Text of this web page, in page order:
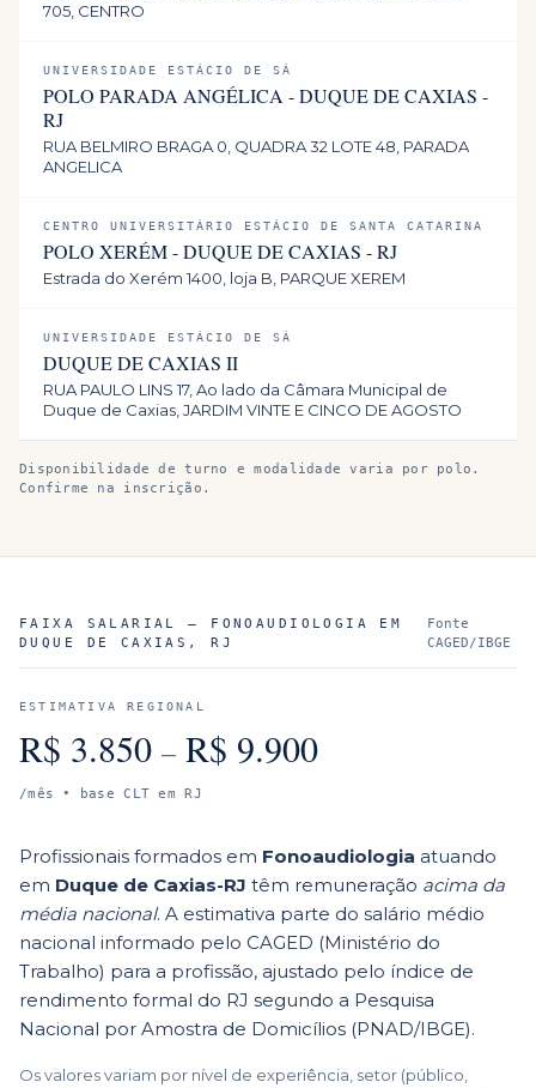
705, CENTRO
UNIVERSIDADE ESTÁCIO DE SÁ
POLO PARADA ANGÉLICA - DUQUE DE CAXIAS -
RJ
RUA BELMIRO BRAGA 0, QUADRA 32 LOTE 48, PARADA
ANGELICA
CENTRO UNIVERSITÁRIO ESTÁCIO DE SANTA CATARINA
POLO XERÉM - DUQUE DE CAXIAS - RJ
Estrada do Xerém 1400, loja B, PARQUE XEREM
UNIVERSIDADE ESTÁCIO DE SÁ
DUQUE DE CAXIAS II
RUA PAULO LINS 17, Ao lado da Câmara Municipal de
Duque de Caxias, JARDIM VINTE E CINCO DE AGOSTO
Disponibilidade de turno e modalidade varia por polo.
Confirme na inscrição.
FAIXA SALARIAL — FONOAUDIOLOGIA
EM
DUQUE DE CAXIAS ,RJ
Fonte
CAGED/IBGE
ESTIMATIVA REGIONAL
R$ 3.850 – R$ 9.900
/mês • base CLT emRJ
Profissionais formados em Fonoaudiologia atuando
em Duque de Caxias-RJ têm remuneração acima da
média nacional. A estimativa parte do salário médio
nacional informado pelo CAGED (Ministério do
Trabalho) para a profissão, ajustado pelo índice de
rendimento formal do RJ segundo a Pesquisa
Nacional por Amostra de Domicílios (PNAD/IBGE).
Os valores variam por nível de experiência, setor (público,